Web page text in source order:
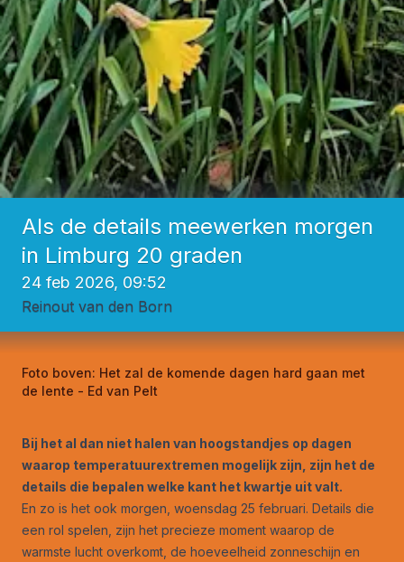
Als de details meewerken morgen
in Limburg 20 graden
24 feb 2026, 09:52
Reinout van den Born
Foto boven: Het zal de komende dagen hard gaan met
de lente - Ed van Pelt
Bij het al dan niet halen van hoogstandjes op dagen
waarop temperatuurextremen mogelijk zijn, zijn het de
details die bepalen welke kant het kwartje uit valt.
En zo is het ook morgen, woensdag 25 februari. Details die
een rol spelen, zijn het precieze moment waarop de
warmste lucht overkomt, de hoeveelheid zonneschijn en